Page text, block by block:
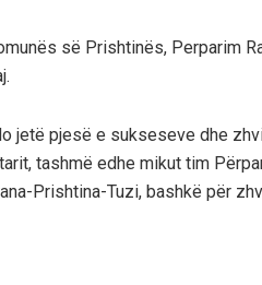
së Prishtinës, Perparim
jetë pjesë e sukseseve dhe
tashmë edhe mikut tim
Prishtina-Tuzi, bashkë për